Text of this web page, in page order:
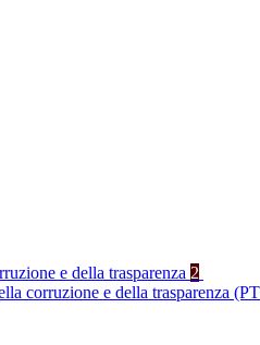
e della trasparenza 2
corruzione e della trasparenza